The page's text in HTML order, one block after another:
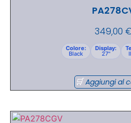
349,00
Colore:
Black
Display:
27"
Aggiungi al